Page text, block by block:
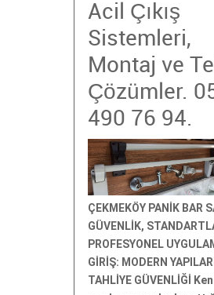
Acil Çıkış
Sistemleri,
Montaj ve
Çözümler.
490 76 94.
ÇEKMEKÖY PANİK BAR
GÜVENLİK,
PROFESYONEL
GİRİŞ: MODERN
TAHLİYE GÜVENLİĞİ